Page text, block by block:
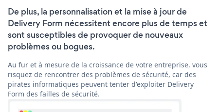
De plus, la personnalisation et la mise à jour de
Delivery Form nécessitent encore plus de temps et
sont susceptibles de provoquer de nouveaux
problèmes ou bogues.
Au fur et à mesure de la croissance de votre entreprise, vous
risquez de rencontrer des problèmes de sécurité, car des
pirates informatiques peuvent tenter d'exploiter Delivery
Form des failles de sécurité.